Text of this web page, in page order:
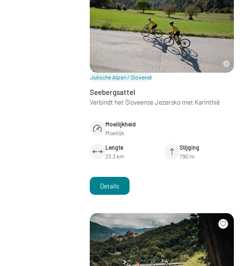
Julische Alpen / Slovenië
Seebergsattel
Verbindt het Sloveense Jezersko met Karinthië
Moeilijkheid
Moeilijk
Lengte
23.3 km
Stijging
790 m
Details